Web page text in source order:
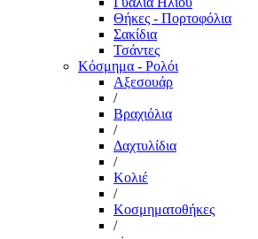
Θήκες - Πορτοφόλια
Σακίδια
Τσάντες
Κόσμημα - Ρολόι
Αξεσουάρ
/
Βραχιόλια
/
Δαχτυλίδια
/
Κολιέ
/
Κοσμηματοθήκες
/